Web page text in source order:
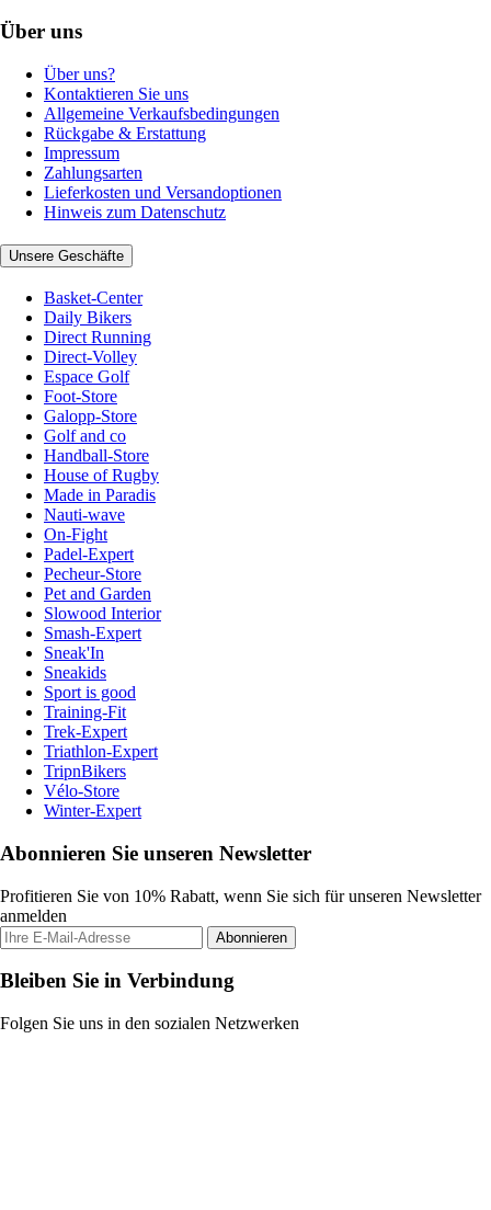
Über uns
Über uns?
Kontaktieren Sie uns
Allgemeine Verkaufsbedingungen
Rückgabe & Erstattung
Impressum
Zahlungsarten
Lieferkosten und Versandoptionen
Hinweis zum Datenschutz
Unsere Geschäfte
Basket-Center
Daily Bikers
Direct Running
Direct-Volley
Espace Golf
Foot-Store
Galopp-Store
Golf and co
Handball-Store
House of Rugby
Made in Paradis
Nauti-wave
On-Fight
Padel-Expert
Pecheur-Store
Pet and Garden
Slowood Interior
Smash-Expert
Sneak'In
Sneakids
Sport is good
Training-Fit
Trek-Expert
Triathlon-Expert
TripnBikers
Vélo-Store
Winter-Expert
Abonnieren Sie unseren Newsletter
Profitieren Sie von 10% Rabatt, wenn Sie sich für unseren Newsletter
anmelden
Abonnieren
Bleiben Sie in Verbindung
Folgen Sie uns in den sozialen Netzwerken